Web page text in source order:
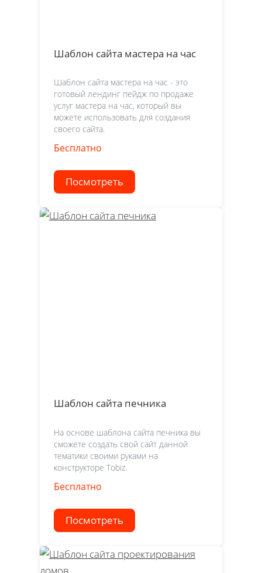
Шаблон сайта мастера на час
Шаблон сайта мастера на час - это
готовый лендинг пейдж по продаже
услуг мастера на час, который вы
можете использовать для создания
своего сайта.
Бесплатно
Посмотреть
Шаблон сайта печника
На основе шаблона сайта печника вы
сможете создать свой сайт данной
тематики своими руками на
конструкторе Tobiz.
Бесплатно
Посмотреть